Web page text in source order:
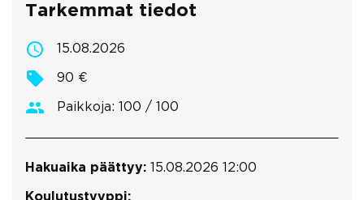
Tarkemmat tiedot
15.08.2026
90 €
Paikkoja: 100 / 100
Hakuaika päättyy: 15.08.2026 12:00
Koulutustyyppi: